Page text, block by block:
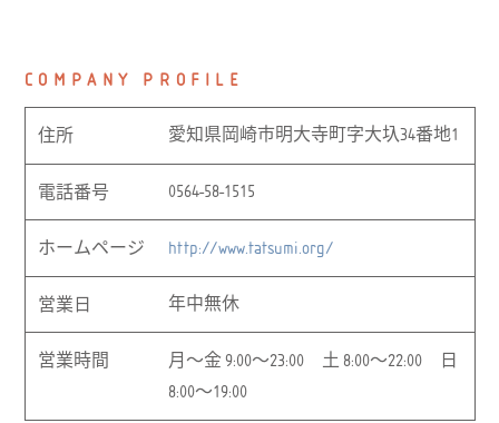
COMPANY PROFILE
住所 愛知県岡崎市明大寺町字大圦34番地1
電話番号 0564-58-1515
ホームページ http://www.tatsumi.org/
営業日 年中無休
営業時間
月～金 9:00～23:00 土 8:00～22:00 日
8:00～19:00